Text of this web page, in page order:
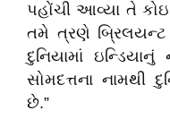
પહોંચી આવ્યા તે
તમે ત્રણે બ્રિલયન્ટ
દુનિયામાં
સોમદત્તના નામથી
છે.”